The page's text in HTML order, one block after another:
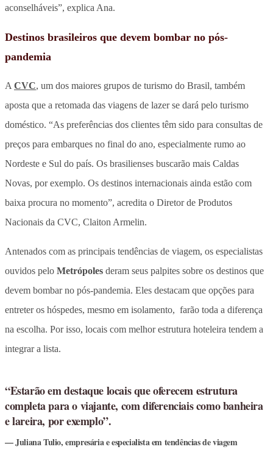
aconselháveis”, explica Ana.
Destinos brasileiros que devem bombar no pós-
pandemia
A CVC, um dos maiores grupos de turismo do Brasil, também
aposta que a retomada das viagens de lazer se dará pelo turismo
doméstico. “As preferências dos clientes têm sido para consultas de
preços para embarques no final do ano, especialmente rumo ao
Nordeste e Sul do país. Os brasilienses buscarão mais Caldas
Novas, por exemplo. Os destinos internacionais ainda estão com
baixa procura no momento”, acredita o Diretor de Produtos
Nacionais da CVC, Claiton Armelin.
Antenados com as principais tendências de viagem, os especialistas
ouvidos pelo Metrópoles deram seus palpites sobre os destinos que
devem bombar no pós-pandemia. Eles destacam que opções para
entreter os hóspedes, mesmo em isolamento, farão toda a diferença
na escolha. Por isso, locais com melhor estrutura hoteleira tendem a
integrar a lista.
“Estarão em destaque locais que oferecem estrutura
completa para o viajante, com diferenciais como banheira
e lareira, por exemplo”.
Juliana Tulio, empresária e especialista em tendências de viagem